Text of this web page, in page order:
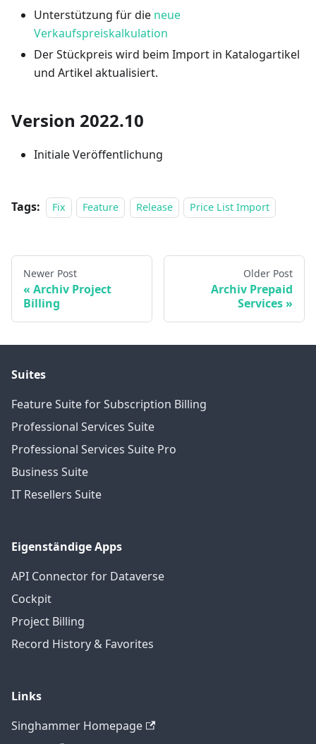
Unterstützung für die neue
Verkaufspreiskalkulation
Der Stückpreis wird beim Import in Katalogartikel
und Artikel aktualisiert.
Version 2022.10
Initiale Veröffentlichung
Tags: Fix Feature Release Price List Import
Newer Post
Archiv Project
Billing
Older Post
Archiv Prepaid
Services
Suites
Feature Suite for Subscription Billing
Professional Services Suite
Professional Services Suite Pro
Business Suite
IT Resellers Suite
Eigenständige Apps
API Connector for Dataverse
Cockpit
Project Billing
Record History & Favorites
Links
Singhammer Homepage